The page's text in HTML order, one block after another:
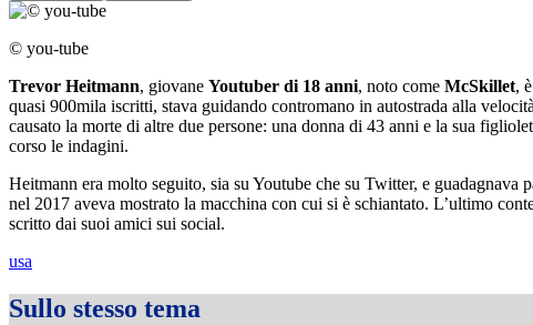
© you-tube
Trevor Heitmann, giovane Youtuber di 18 anni, noto come McSkillet,
quasi 900mila iscritti, stava guidando contromano in autostrada alla
causato la morte di altre due persone: una donna di 43 anni e la sua
corso le indagini.
Heitmann era molto seguito, sia su Youtube che su Twitter, e
nel 2017 aveva mostrato la macchina con cui si è schiantato. L’ultimo
scritto dai suoi amici sui social.
usa
Sullo stesso tema